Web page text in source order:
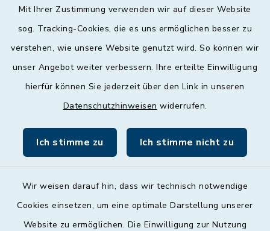
Mit Ihrer Zustimmung verwenden wir auf dieser Website
sog. Tracking-Cookies, die es uns ermöglichen besser zu
verstehen, wie unsere Website genutzt wird. So können wir
unser Angebot weiter verbessern. Ihre erteilte Einwilligung
hierfür können Sie jederzeit über den Link in unseren
Datenschutzhinweisen widerrufen.
Ich stimme zu Ich stimme nicht zu
Wir weisen darauf hin, dass wir technisch notwendige
Cookies einsetzen, um eine optimale Darstellung unserer
Website zu ermöglichen. Die Einwilligung zur Nutzung
Donnerstag
09:00 - 12:00 und 13:00 - 18:00 Uhr
09:00 - 12:00 Uhr